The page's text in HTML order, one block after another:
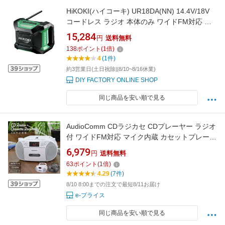
HiKOKI(ハイコーキ) UR18DA(NN) 14.4V/18V
コードレス ラジオ 本体のみ ワイドFM対応 ア
グレッシブグリーン 1台
15,284 円 送料無料
138ポイント (1倍)
4(1件)
約3営業日(土日祝除||8/10~8/16休業)
DIY FACTORY ONLINE SHOP
同じ商品を安い順で見る
AudioComm CDラジカセ CDプレーヤー ラジオ
付 ワイドFM対応 マイク内蔵 カセットプレーヤ
ー カセットデッキ CDラジオカセットレコーダ
ー 乾電池 ACコンセント ホワイト 語学学習 英
語 リスニング｜RCD-320N-W 03-5561 オーム
6,979 円 送料無料
63ポイント (1倍)
4.29(7件)
8/10 8:00までの注文で最短8/11お届け
e-プライス
同じ商品を安い順で見る